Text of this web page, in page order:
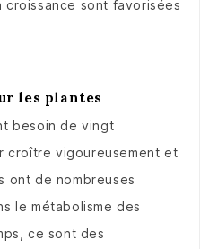
sont favorisées
les plantes
besoin de vingt
croître vigoureusement et
ont de nombreuses
le métabolisme des
ce sont des